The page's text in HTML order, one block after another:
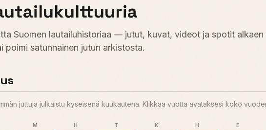
Suomen lautailuhistoriaa — jutut, kuvat, videot ja spotit
poimi satunnainen jutun arkistosta.
juttuja julkaistu kyseisenä kuukautena. Klikkaa vuotta avataksesi koko
M H T K H E